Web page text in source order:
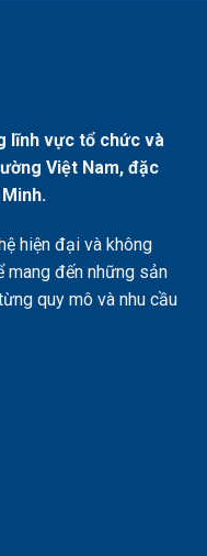
lĩnh vực tổ chức và
Việt Nam, đặc
hiện đại và không
mang đến những sản
quy mô và nhu cầu